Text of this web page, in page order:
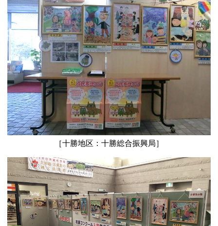
［十勝地区：十勝総合振興局］